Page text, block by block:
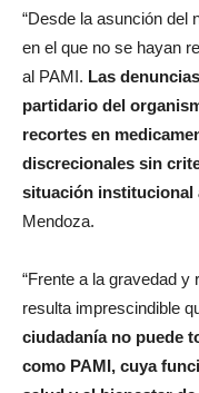
“Desde la asunción del
en el que no se hayan
al PAMI. Las
partidario del
recortes en
discrecionales sin
situación institucional
Mendoza.
“Frente a la gravedad
resulta imprescindible
ciudadanía no puede
como PAMI, cuya